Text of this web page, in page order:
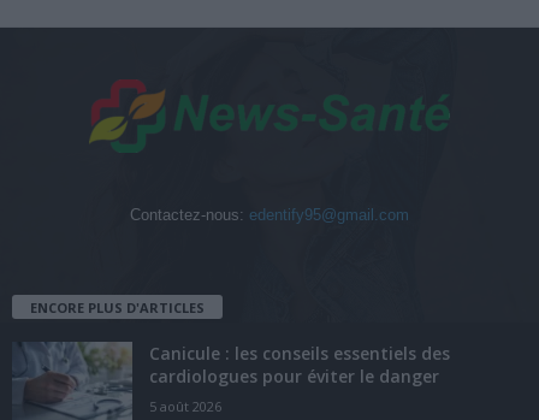
Contactez-nous: edentify95@gmail.com
ENCORE PLUS D'ARTICLES
Canicule : les conseils essentiels des
cardiologues pour éviter le danger
5 août 2026